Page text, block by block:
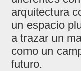
arquitectura
un espacio
a trazar un
como un
futuro.